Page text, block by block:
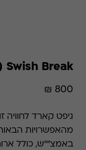
Swish Break (בדרך הרומנטית)
800 ₪
גיפט קארד
באמצ""ש, כולל